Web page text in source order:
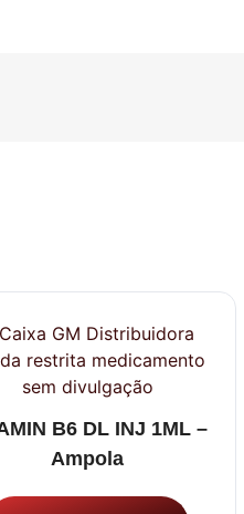
B6 DL INJ 1ML –
Ampola